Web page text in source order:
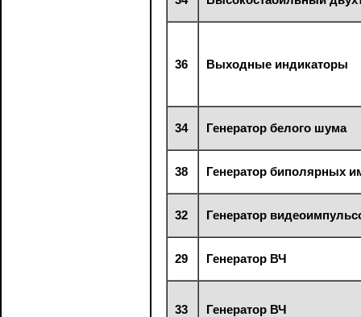
36 Выходные индикаторы
34 Генератор белого шума
38 Генератор биполярных
32 Генератор
29 Генератор ВЧ
33 Генератор ВЧ